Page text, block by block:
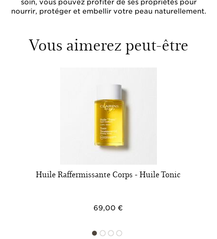
soin, vous pouvez profiter de ses propriétés pour
nourrir, protéger et embellir votre peau naturellement.
Vous aimerez peut-être
Huile Raffermissante Corps - Huile Tonic
69,00 €